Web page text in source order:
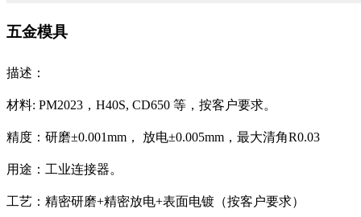
五金模具
描述：
材料: PM2023，H40S, CD650 等，按客户要求。
精度：研磨±0.001mm， 放电±0.005mm，最大清角R0.03
用途：工业连接器。
工艺：精密研磨+精密放电+表面电镀（按客户要求）